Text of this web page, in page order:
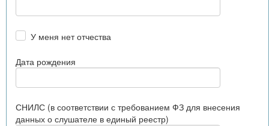
У меня нет отчества
Дата рождения
СНИЛС (в соответствии с требованием ФЗ для внесения
данных о слушателе в единый реестр)